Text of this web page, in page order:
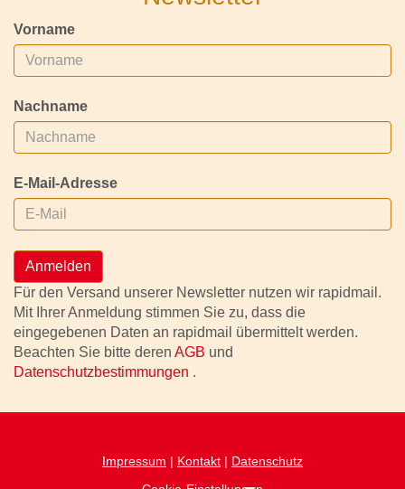
Vorname
Nachname
E-Mail-Adresse
Anmelden
Für den Versand unserer Newsletter nutzen wir rapidmail.
Mit Ihrer Anmeldung stimmen Sie zu, dass die
eingegebenen Daten an rapidmail übermittelt werden.
Beachten Sie bitte deren AGB und
Datenschutzbestimmungen .
Impressum | Kontakt | Datenschutz